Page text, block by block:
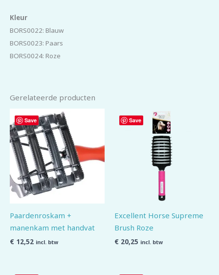
Kleur
BORS0022: Blauw
BORS0023: Paars
BORS0024: Roze
Gerelateerde producten
Save
Paardenroskam +
manenkam met handvat
€ 12,52 incl. btw
Save
Excellent Horse Supreme
Brush Roze
€ 20,25 incl. btw